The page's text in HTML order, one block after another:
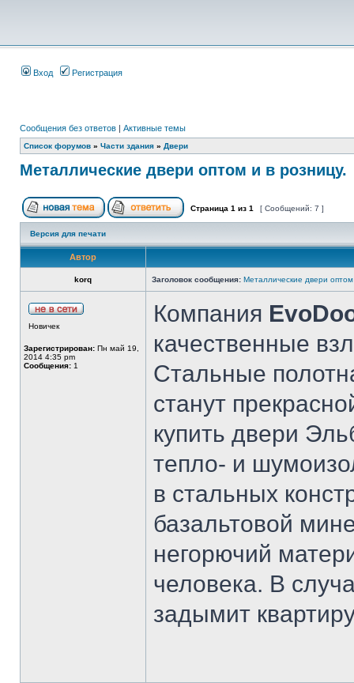
Вход Регистрация
Сообщения без ответов | Активные темы
Список форумов » Части здания » Двери
Металлические двери оптом и в розницу.
Страница 1 из 1 [ Сообщений: 7 ]
Версия для печати
Автор
korq Заголовок сообщения: Металлические двери
Новичек
Зарегистрирован: Пн май 19,
2014 4:35 pm
Сообщения: 1
Компания
качественные
Стальные
станут
купить двери
тепло- и
в стальных
базальтовой
негорючий
человека. В
задымит